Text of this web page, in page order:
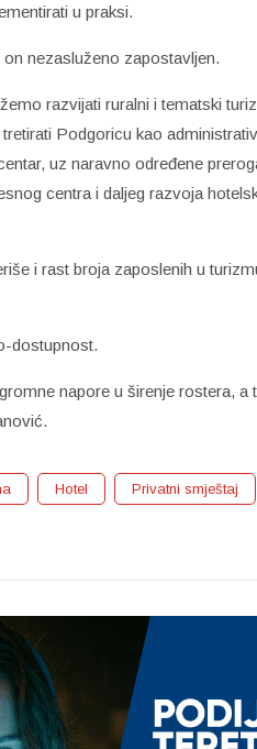
u praksi.
nezasluženo zapostavljen.
razvijati ruralni i tematski
Podgoricu kao
uz naravno određene
centra i daljeg razvoja
i rast broja zaposlenih u
dostupnost.
napore u širenje rostera, a
Hotel Privatni smještaj